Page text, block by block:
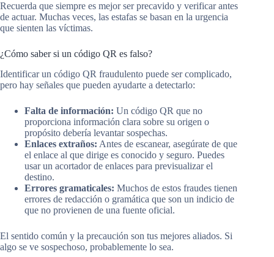
Recuerda que siempre es mejor ser precavido y verificar antes
de actuar. Muchas veces, las estafas se basan en la urgencia
que sienten las víctimas.
¿Cómo saber si un código QR es falso?
Identificar un código QR fraudulento puede ser complicado,
pero hay señales que pueden ayudarte a detectarlo:
Falta de información: Un código QR que no
proporciona información clara sobre su origen o
propósito debería levantar sospechas.
Enlaces extraños: Antes de escanear, asegúrate de que
el enlace al que dirige es conocido y seguro. Puedes
usar un acortador de enlaces para previsualizar el
destino.
Errores gramaticales: Muchos de estos fraudes tienen
errores de redacción o gramática que son un indicio de
que no provienen de una fuente oficial.
El sentido común y la precaución son tus mejores aliados. Si
algo se ve sospechoso, probablemente lo sea.